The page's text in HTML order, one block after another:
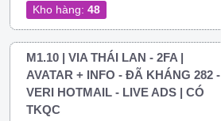
Kho hàng: 48
M1.10 | VIA THÁI LAN - 2FA |
AVATAR + INFO - ĐÃ KHÁNG 282 -
VERI HOTMAIL - LIVE ADS | CÓ
TKQC